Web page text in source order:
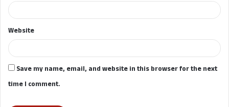
Website
Save my name, email, and website in this browser for the next
time I comment.